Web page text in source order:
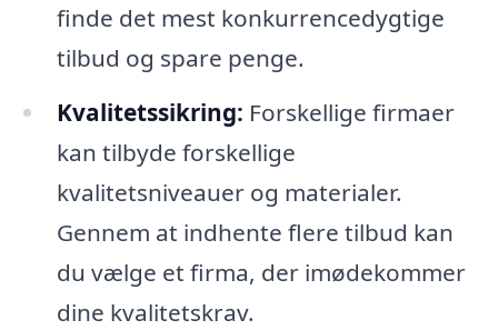
finde det mest konkurrencedygtige
tilbud og spare penge.
Kvalitetssikring: Forskellige firmaer
kan tilbyde forskellige
kvalitetsniveauer og materialer.
Gennem at indhente flere tilbud kan
du vælge et firma, der imødekommer
dine kvalitetskrav.